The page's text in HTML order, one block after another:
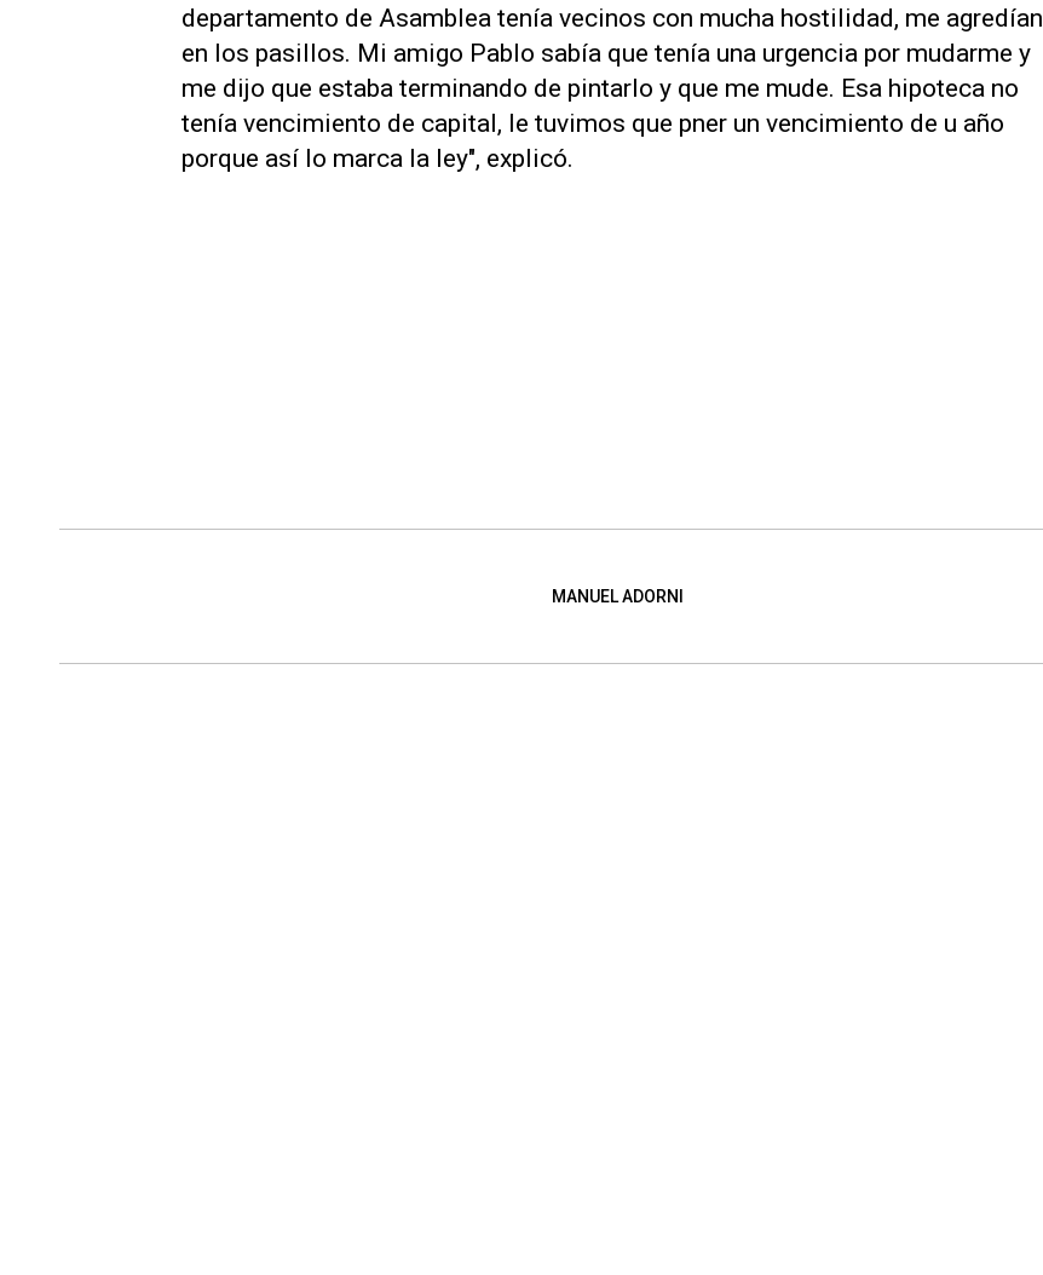
departamento de Asamblea tenía vecinos con mucha hostilidad, me agredían
en los pasillos. Mi amigo Pablo sabía que tenía una urgencia por mudarme y
me dijo que estaba terminando de pintarlo y que me mude. Esa hipoteca no
tenía vencimiento de capital, le tuvimos que pner un vencimiento de u año
porque así lo marca la ley", explicó.
MANUEL ADORNI